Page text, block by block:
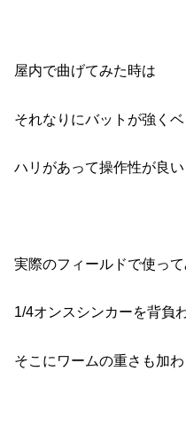
屋内で曲げてみた時は
それなりにバットが強く
ハリがあって操作性が良い
実際のフィールドで使って
1/4オンスシンカーを背負
そこにワームの重さも加わ